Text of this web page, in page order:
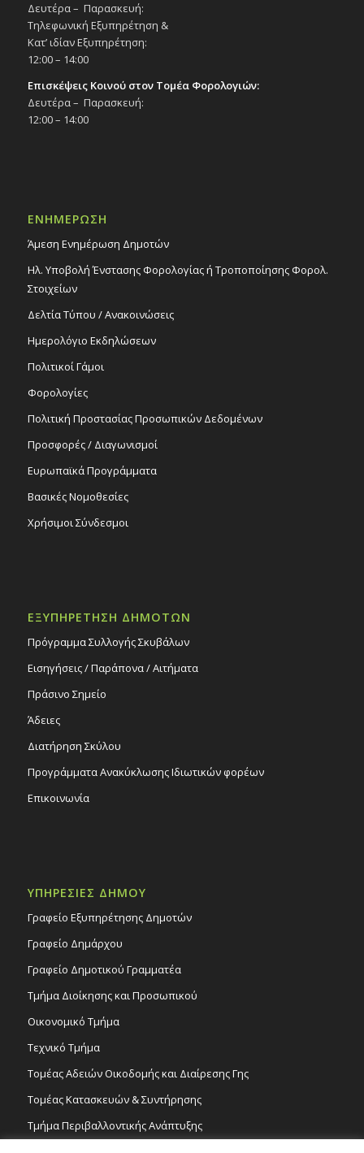
Δευτέρα – Παρασκευή:
Τηλεφωνική Εξυπηρέτηση &
Κατ’ ιδίαν Εξυπηρέτηση:
12:00 – 14:00
Επισκέψεις Κοινού στον Τομέα Φορολογιών:
Δευτέρα – Παρασκευή:
12:00 – 14:00
ΕΝΗΜΕΡΩΣΗ
Άμεση Ενημέρωση Δημοτών
Ηλ. Υποβολή Ένστασης Φορολογίας ή Τροποποίησης Φορολ.
Στοιχείων
Δελτία Τύπου / Ανακοινώσεις
Ημερολόγιο Εκδηλώσεων
Πολιτικοί Γάμοι
Φορολογίες
Πολιτική Προστασίας Προσωπικών Δεδομένων
Προσφορές / Διαγωνισμοί
Ευρωπαϊκά Προγράμματα
Βασικές Νομοθεσίες
Χρήσιμοι Σύνδεσμοι
ΕΞΥΠΗΡΕΤΗΣΗ ΔΗΜΟΤΩΝ
Πρόγραμμα Συλλογής Σκυβάλων
Εισηγήσεις / Παράπονα / Αιτήματα
Πράσινο Σημείο
Άδειες
Διατήρηση Σκύλου
Προγράμματα Ανακύκλωσης Ιδιωτικών φορέων
Επικοινωνία
ΥΠΗΡΕΣΙΕΣ ΔΗΜΟΥ
Γραφείο Εξυπηρέτησης Δημοτών
Γραφείο Δημάρχου
Γραφείο Δημοτικού Γραμματέα
Τμήμα Διοίκησης και Προσωπικού
Οικονομικό Τμήμα
Τεχνικό Τμήμα
Τομέας Αδειών Οικοδομής και Διαίρεσης Γης
Τομέας Κατασκευών & Συντήρησης
Τμήμα Περιβαλλοντικής Ανάπτυξης